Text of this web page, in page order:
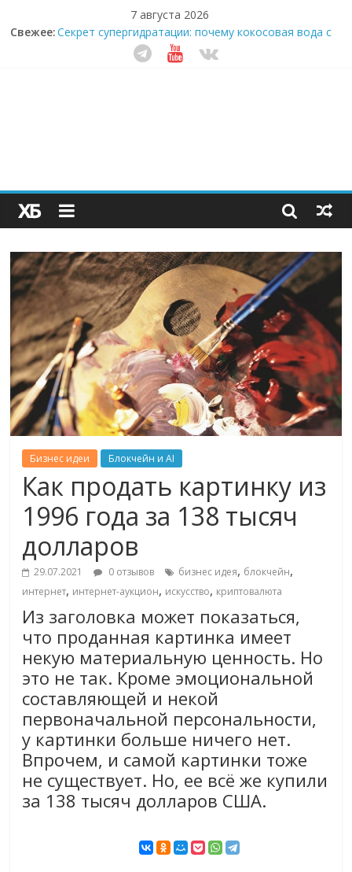
7 августа 2026
Свежее:
Как простая наклейка заставляет миллионы людей
не забывать о самом важном креме этим летом
Секрет супергидратации: почему кокосовая вода с
Кофейная революция в морозилке: замороженные
сливки меняют утренний ритуал
Бизнес идеи Блокчейн и AI
Как продать картинку из
1996 года за 138 тысяч
долларов
29.07.2021 0 отзывов бизнес идея, блокчейн,
интернет, интернет-аукцион, искусство, криптовалюта
Из заголовка может показаться,
что проданная картинка имеет
некую материальную ценность. Но
это не так. Кроме эмоциональной
составляющей и некой
первоначальной персональности,
у картинки больше ничего нет.
Впрочем, и самой картинки тоже
не существует. Но, ее всё же купили
за 138 тысяч долларов США.